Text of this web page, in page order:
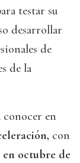
testar su
desarrollar
de
de la
conocer en
con
en octubre de